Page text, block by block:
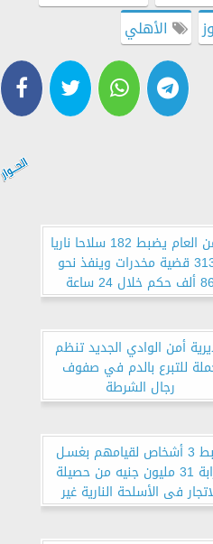
الأهلي
الأمن العام يضبط 182 سلاحا ناريا
و313 قضية مخدرات وينفذ نحو
86 ألف حكم خلال 24 ساعة
أمن الوادي الجديد تنظم
للتبرع بالدم في صفوف
رجال الشرطة
ضبط 3 أشخاص لقيامهم بغسـل
قرابة 31 مليون جنيه من حصيلة
فى الأسلحة النارية غير
المرخصة